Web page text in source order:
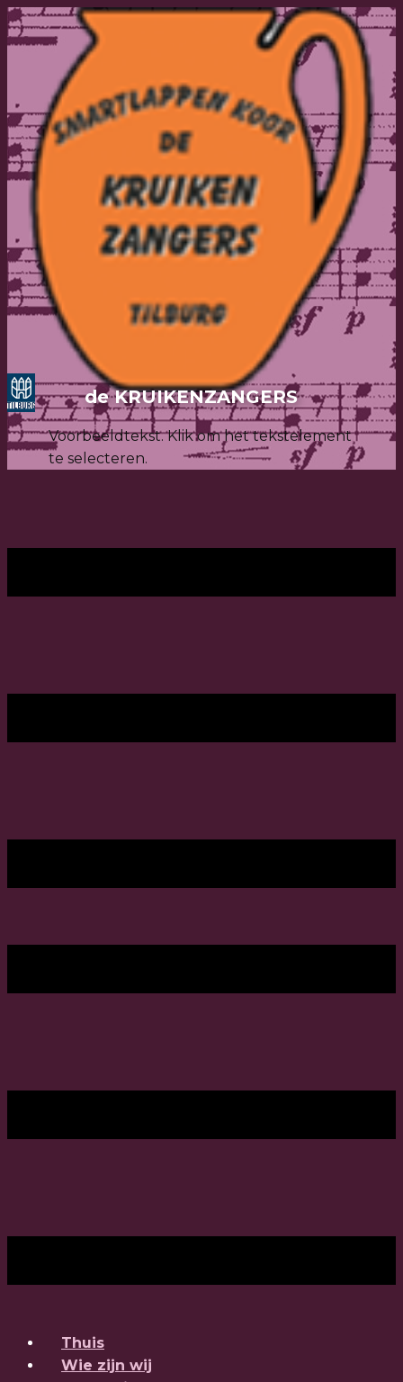
de KRUIKENZANGERS
Voorbeeldtekst. Klik om het tekstelement
te selecteren.
Thuis
Wie zijn wij